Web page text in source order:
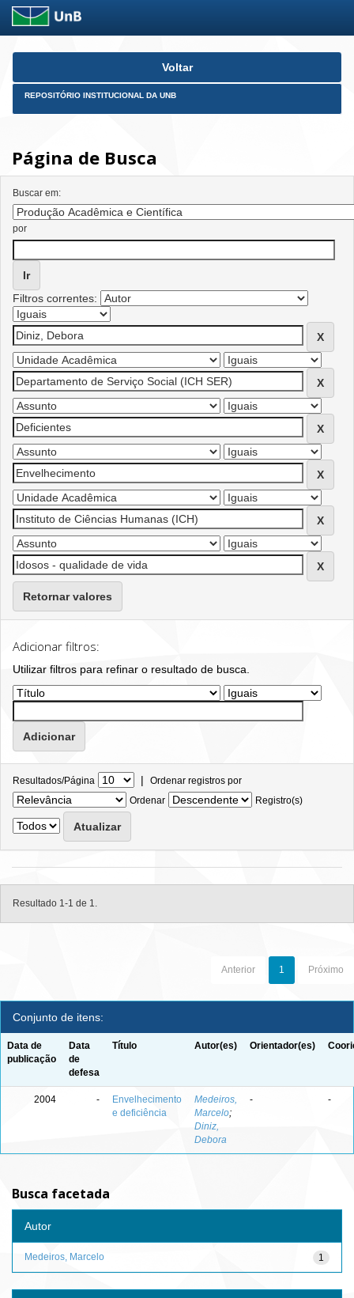
Skip
Voltar
REPOSITÓRIO INSTITUCIONAL DA UNB
Página de Busca
Buscar em:
por
Filtros correntes:
Retornar valores
Adicionar filtros:
Utilizar filtros para refinar o resultado de busca.
Resultados/Página | Ordenar registros por
Ordenar
Registro(s)
Resultado 1-1 de 1.
Anterior 1 Próximo
Conjunto de itens:
Data de
publicação
Data
de
defesa
Título Autor(es) Orientador(es)
2004 -
Envelhecimento
e deficiência
Medeiros,
Marcelo;
Diniz,
Debora
- -
Busca facetada
Autor
1
Medeiros, Marcelo